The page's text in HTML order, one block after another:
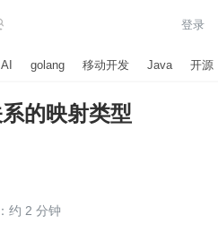
登录
AI golang 移动开发 Java 开源
的映射类型
约 2 分钟